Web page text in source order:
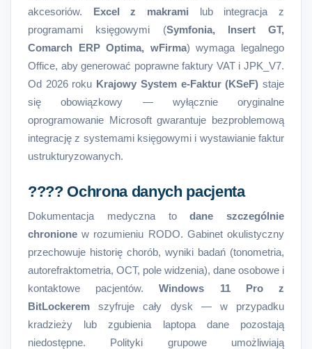
akcesoriów. Excel z makrami lub integracja z
programami księgowymi (Symfonia, Insert GT,
Comarch ERP Optima, wFirma) wymaga legalnego
Office, aby generować poprawne faktury VAT i JPK_V7.
Od 2026 roku Krajowy System e-Faktur (KSeF) staje
się obowiązkowy — wyłącznie oryginalne
oprogramowanie Microsoft gwarantuje bezproblemową
integrację z systemami księgowymi i wystawianie faktur
ustrukturyzowanych.
???? Ochrona danych pacjenta
Dokumentacja medyczna todane szczególnie
chronione w rozumieniu RODO. Gabinet okulistyczny
przechowuje historię chorób, wyniki badań (tonometria,
autorefraktometria, OCT, pole widzenia), dane osobowe i
kontaktowe pacjentów.Windows 11 Pro z
BitLockerem szyfruje cały dysk — w przypadku
kradzieży lub zgubienia laptopa dane pozostają
niedostępne. Polityki grupowe umożliwiają